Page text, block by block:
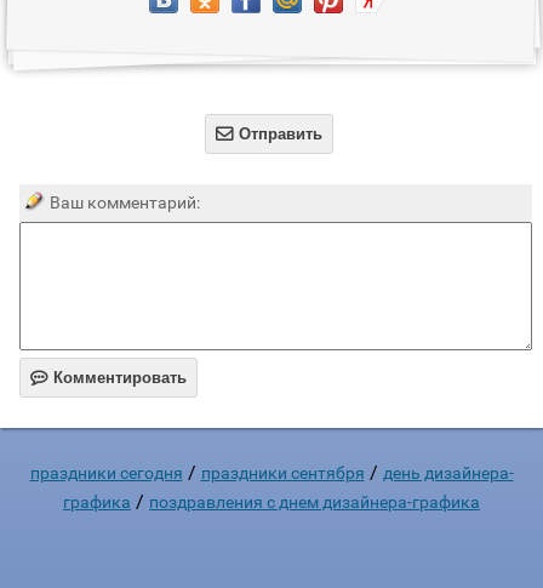
 Отправить
Ваш комментарий:
 Комментировать
праздники сегодня / праздники сентября / день дизайнера-
графика / поздравления с днем дизайнера-графика